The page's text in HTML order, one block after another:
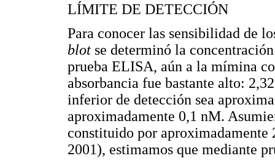
LÍMITE DE DETECCIÓN
Para conocer las sensibilidad de
blot se determinó la
prueba ELISA, aún a la mímina
absorbancia fue bastante alto:
inferior de detección sea
aproximadamente 0,1 nM.
constituido por
2001), estimamos que mediante